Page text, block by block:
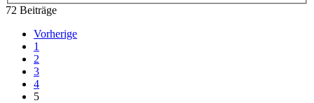
72 Beiträge
Vorherige
1
2
3
4
5